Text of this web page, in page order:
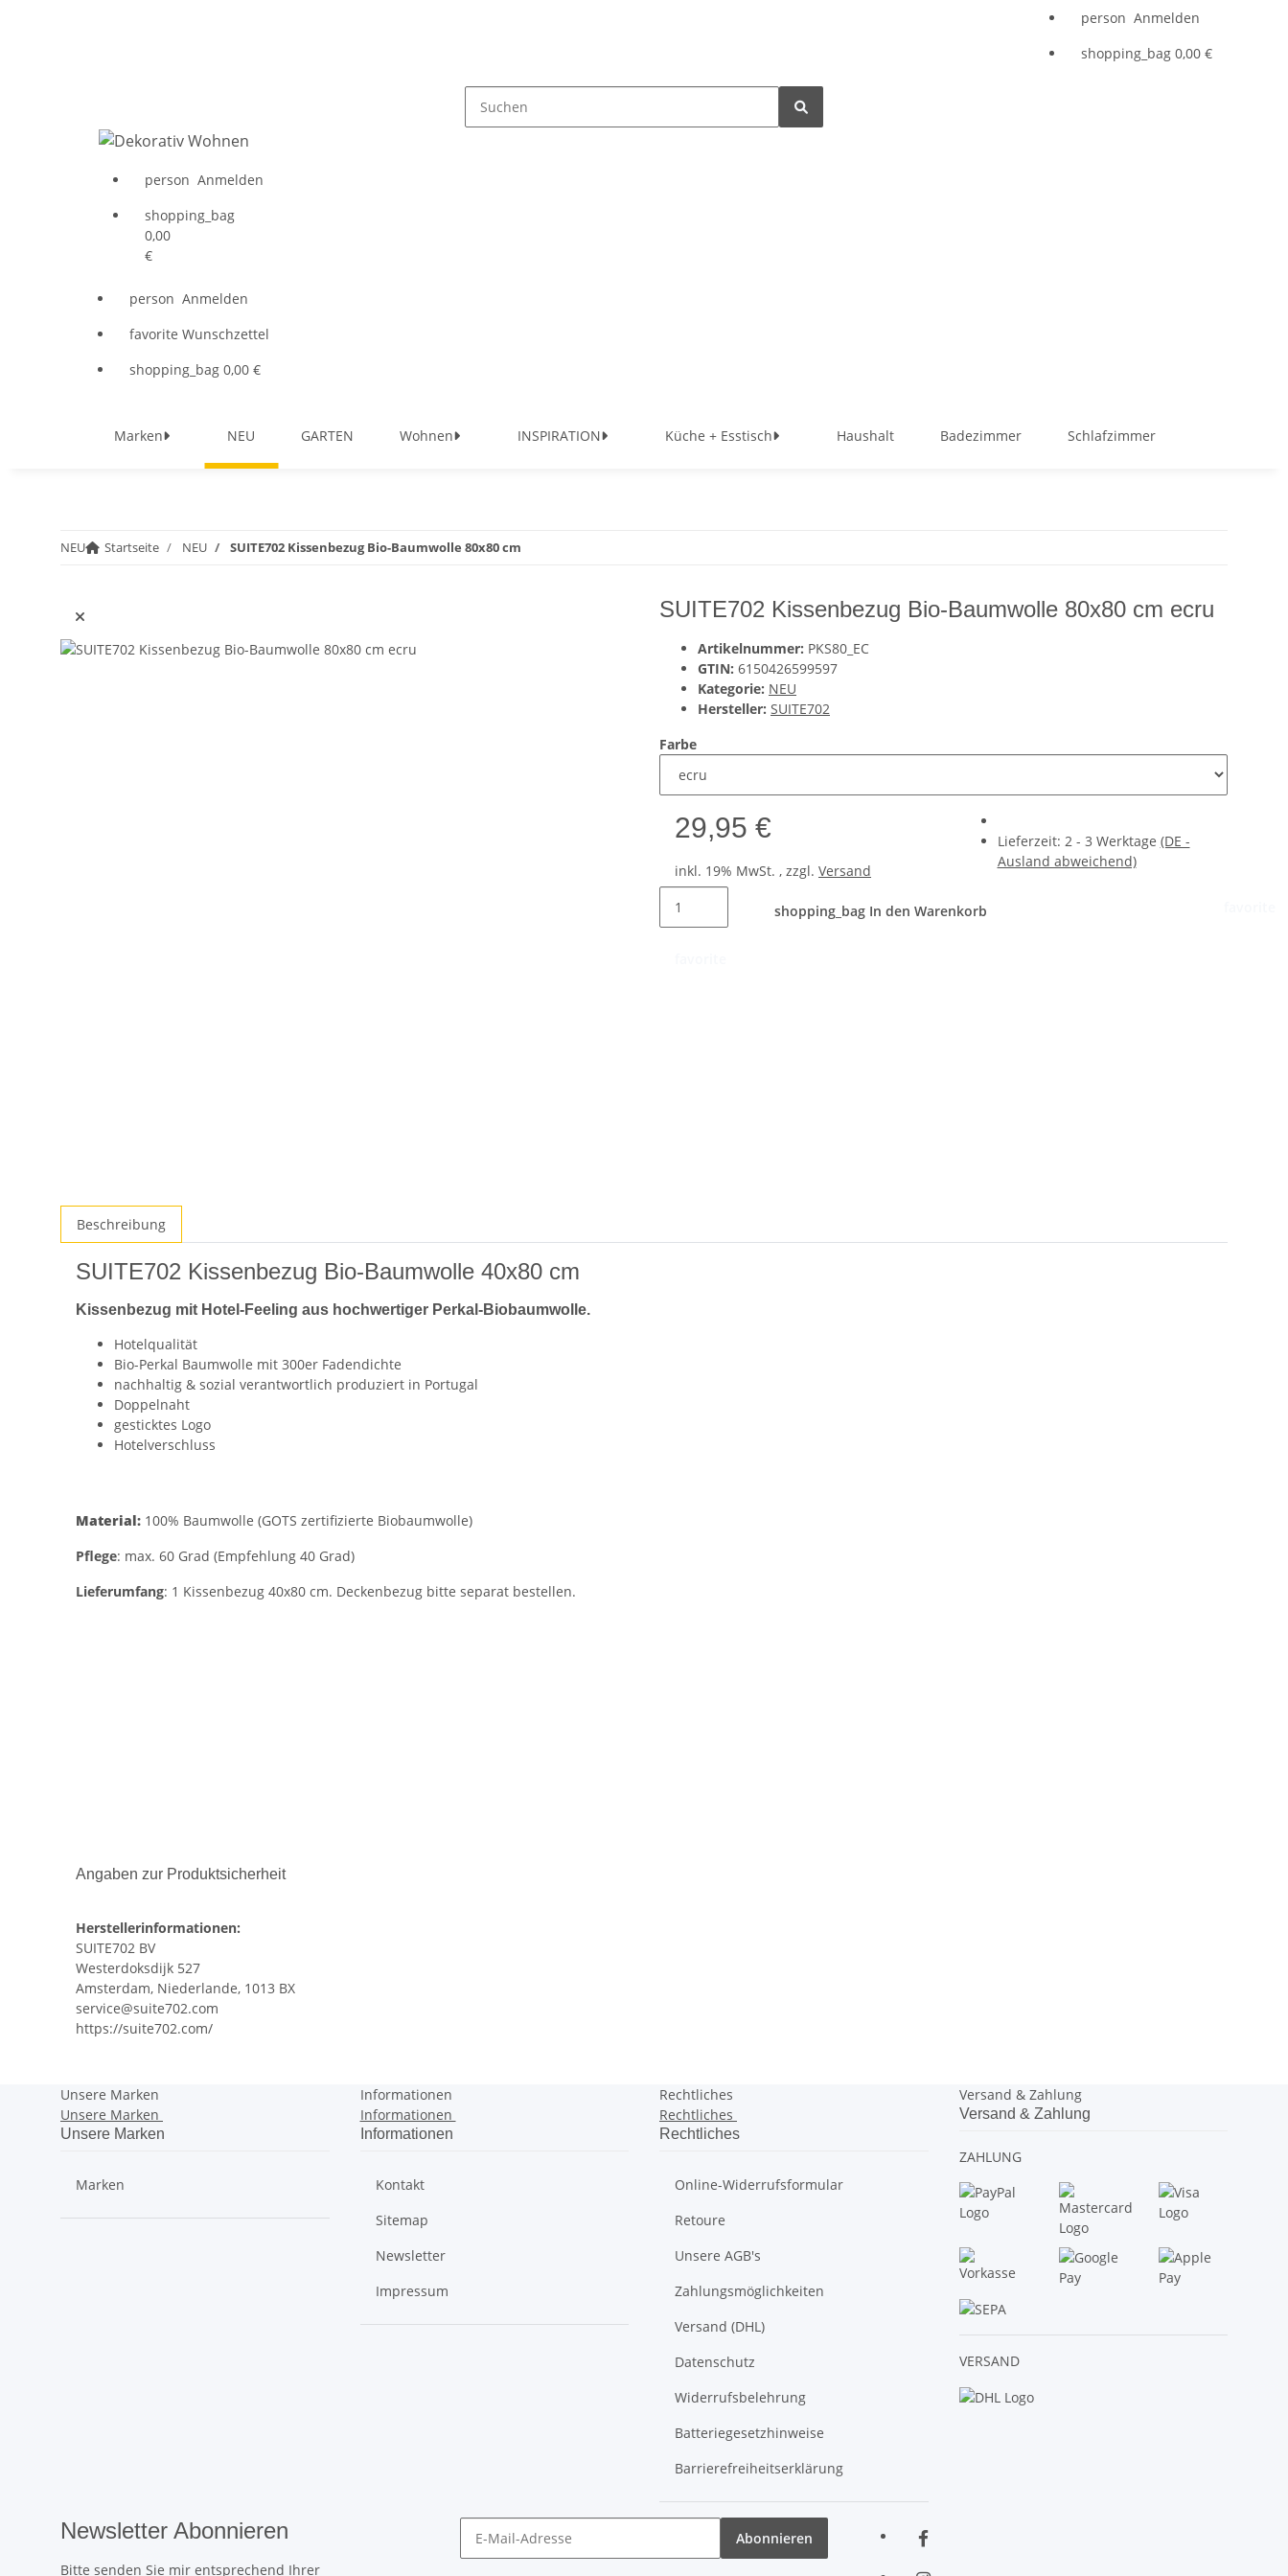
person Anmelden
shopping_bag 0,00 €
person Anmelden
shopping_bag
0,00
€
person Anmelden
favorite Wunschzettel
shopping_bag 0,00 €
Marken NEU GARTEN Wohnen INSPIRATION Küche + Esstisch Haushalt Badezimmer Schlafzimmer
NEU Startseite NEU SUITE702 Kissenbezug Bio-Baumwolle 80x80 cm
SUITE702 Kissenbezug Bio-Baumwolle 80x80 cm ecru
Artikelnummer: PKS80_EC
GTIN: 6150426599597
Kategorie: NEU
Hersteller: SUITE702
Farbe
29,95 €
inkl. 19% MwSt. , zzgl. Versand
Lieferzeit: 2 - 3 Werktage (DE -
Ausland abweichend)
shopping_bag In den Warenkorb
Beschreibung
SUITE702 Kissenbezug Bio-Baumwolle 40x80 cm
Kissenbezug mit Hotel-Feeling aus hochwertiger Perkal-Biobaumwolle.
Hotelqualität
Bio-Perkal Baumwolle mit 300er Fadendichte
nachhaltig & sozial verantwortlich produziert in Portugal
Doppelnaht
gesticktes Logo
Hotelverschluss
Material: 100% Baumwolle (GOTS zertifizierte Biobaumwolle)
Pflege: max. 60 Grad (Empfehlung 40 Grad)
Lieferumfang: 1 Kissenbezug 40x80 cm. Deckenbezug bitte separat bestellen.
Angaben zur Produktsicherheit
Herstellerinformationen:
SUITE702 BV
Westerdoksdijk 527
Amsterdam, Niederlande, 1013 BX
service@suite702.com
https://suite702.com/
Unsere Marken
Unsere Marken
Unsere Marken
Marken
Informationen
Informationen
Informationen
Kontakt
Sitemap
Newsletter
Impressum
Rechtliches
Rechtliches
Rechtliches
Online-Widerrufsformular
Retoure
Unsere AGB's
Zahlungsmöglichkeiten
Versand (DHL)
Datenschutz
Widerrufsbelehrung
Batteriegesetzhinweise
Barrierefreiheitserklärung
Versand & Zahlung
Versand & Zahlung
ZAHLUNG
VERSAND
Newsletter Abonnieren
Bitte senden Sie mir entsprechend Ihrer
Abonnieren